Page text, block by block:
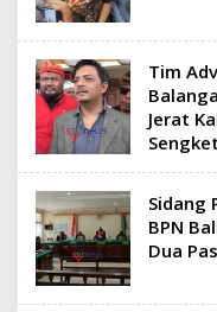
Tim
Jerat
Sidang
BPN
Dua